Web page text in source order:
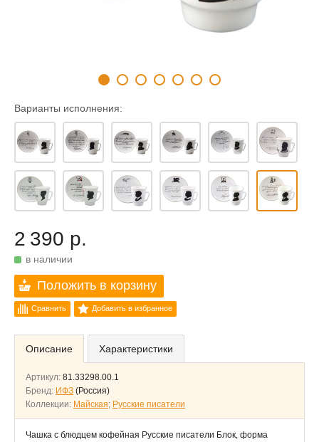
Варианты исполнения:
2 390 р.
в наличии
Положить в корзину
Сравнить Добавить в избранное
Описание Характеристики
Артикул: 81.33298.00.1
Бренд: ИФЗ (Россия)
Коллекции: Майская; Русские писатели
Чашка с блюдцем кофейная Русские писатели Блок, форма